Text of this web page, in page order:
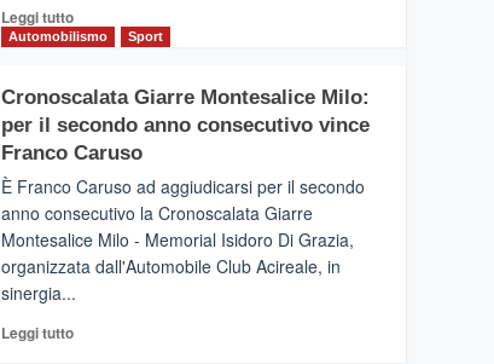
tour
tra
vicoli
medievali
Leggi tuttoLeggi
di
Mondello
(Palermo)
–
adesso
Pasta
–
La
Dente”,
Automobilismo Sport
Cronoscalata Giarre Montesalice Milo:
per il secondo anno consecutivo vince
Franco Caruso
È Franco Caruso ad aggiudicarsi per il secondo
anno consecutivo la Cronoscalata Giarre
Montesalice Milo - Memorial Isidoro Di Grazia,
organizzata dall'Automobile Club Acireale, in
sinergia...
Leggi tuttoLeggi